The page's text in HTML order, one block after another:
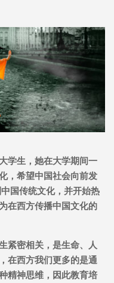
学生，她在大学期间一
，希望中国社会向前发
国传统文化，并开始热
在西方传播中国文化的
紧密相关，是生命、人
在西方我们更多的是通
精神思维，因此教育培